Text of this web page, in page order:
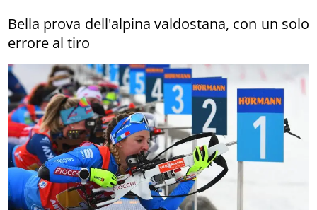
Bella prova dell'alpina valdostana, con un solo
errore al tiro